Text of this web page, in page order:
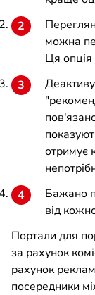
можна
Ця
отримує
Бажано
від
Портали для
за рахунок
рахунок
посередники